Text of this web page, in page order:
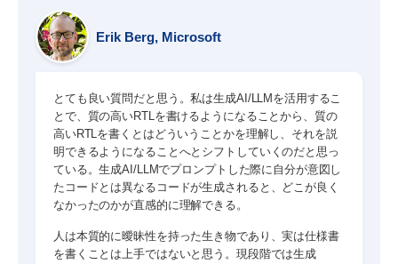
Erik Berg, Microsoft
とても良い質問だと思う。私は生成AI/LLMを活用するこ
とで、質の高いRTLを書けるようになることから、質の
高いRTLを書くとはどういうことかを理解し、それを説
明できるようになることへとシフトしていくのだと思っ
ている。生成AI/LLMでプロンプトした際に自分が意図し
たコードとは異なるコードが生成されると、どこが良く
なかったのかが直感的に理解できる。
人は本質的に曖昧性を持った生き物であり、実は仕様書
を書くことは上手ではないと思う。現段階では生成